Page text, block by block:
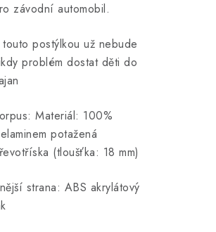
závodní automobil.
touto postýlkou už nebude
problém dostat děti do
Materiál: 100%
potažená
(tloušťka: 18 mm)
strana: ABS akrylátový